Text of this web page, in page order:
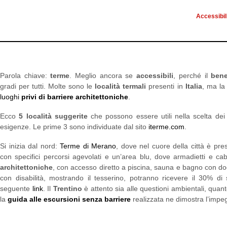
Parola chiave:terme. Meglio ancora seaccessibili, perché il
gradi per tutti. Molte sono le località termali presenti in Italia, ma la
luoghi privi di barriere architettoniche.
Ecco5 località suggeriteche possono essere utili nella scelta
esigenze. Le prime 3 sono individuate dal sito iterme.com
Si inizia dal nord: Terme di Merano , dove nel cuore della città è
con specifici percorsi agevolati e un’area blu, dove armadietti e
architettoniche , con accesso diretto a piscina, sauna e bagno con
con disabilità, mostrando il tesserino, potranno ricevere il 30%
seguente link. Il Trentino è attento sia alle questioni ambientali,
la guida alle escursioni senza barriere realizzata ne dimostra